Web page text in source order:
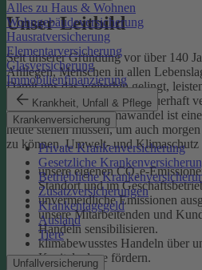
Alles zu Haus & Wohnen
Wohngebäudeversicherung
Hausratversicherung
Elementarversicherung
Glasversicherung
Immobilienfinanzierung
Krankheit, Unfall & Pflege
Krankenversicherung
Private Krankenversicherung
Gesetzliche
Betriebliche
Zusatzversicherungen
Krankentagegeld
Ausland
Tiere
Unfallversicherung
Unser Leitbild
Seit unserer Gründung vor über 140
Anliegen, Menschen in allen
Damit uns das weiterhin gelingt,
gesunden Klima und einer dauerhaft
menschgemachte Klimawandel ist
heute stellen müssen, um auch
zu können.Umwelt- und Klimaschutz
unsere eigenen CO₂e-
Standort und im
unvermeidliche Emissionen
unsere Mitarbeitenden und
Handeln sensibilisieren.
klimabewusstes Handeln über
Kapitalanlage fördern.